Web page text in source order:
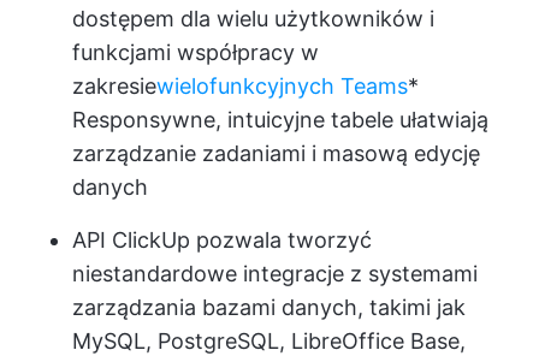
dostępem dla wielu użytkowników i
funkcjami współpracy w
zakresiewielofunkcyjnych Teams*
Responsywne, intuicyjne tabele ułatwiają
zarządzanie zadaniami i masową edycję
danych
API ClickUp pozwala tworzyć
niestandardowe integracje z systemami
zarządzania bazami danych, takimi jak
MySQL, PostgreSQL, LibreOffice Base,